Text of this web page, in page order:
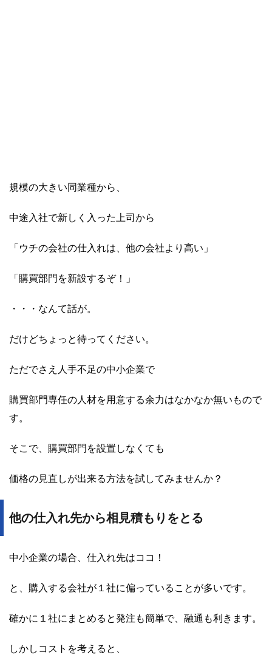
規模の大きい同業種から、
中途入社で新しく入った上司から
「ウチの会社の仕入れは、他の会社より高い」
「購買部門を新設するぞ！」
・・・なんて話が。
だけどちょっと待ってください。
ただでさえ人手不足の中小企業で
購買部門専任の人材を用意する余力はなかなか無いもので
す。
そこで、購買部門を設置しなくても
価格の見直しが出来る方法を試してみませんか？
他の仕入れ先から相見積もりをとる
中小企業の場合、仕入れ先はココ！
と、購入する会社が１社に偏っていることが多いです。
確かに１社にまとめると発注も簡単で、融通も利きます。
しかしコストを考えると、